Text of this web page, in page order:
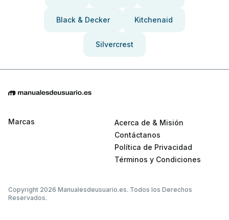
Black & Decker Kitchenaid
Silvercrest
Marcas
Acerca de & Misión
Contáctanos
Política de Privacidad
Términos y Condiciones
Copyright 2026 Manualesdeusuario.es. Todos los Derechos
Reservados.